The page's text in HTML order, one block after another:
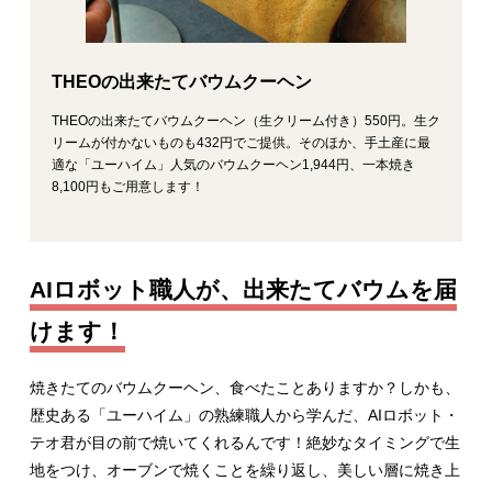
THEOの出来たてバウムクーヘン
THEOの出来たてバウムクーヘン（生クリーム付き）550円。生ク
リームが付かないものも432円でご提供。そのほか、手土産に最
適な「ユーハイム」人気のバウムクーヘン1,944円、一本焼き
8,100円もご用意します！
AIロボット職人が、出来たてバウムを届
けます！
焼きたてのバウムクーヘン、食べたことありますか？しかも、
歴史ある「ユーハイム」の熟練職人から学んだ、AIロボット・
テオ君が目の前で焼いてくれるんです！絶妙なタイミングで生
地をつけ、オーブンで焼くことを繰り返し、美しい層に焼き上